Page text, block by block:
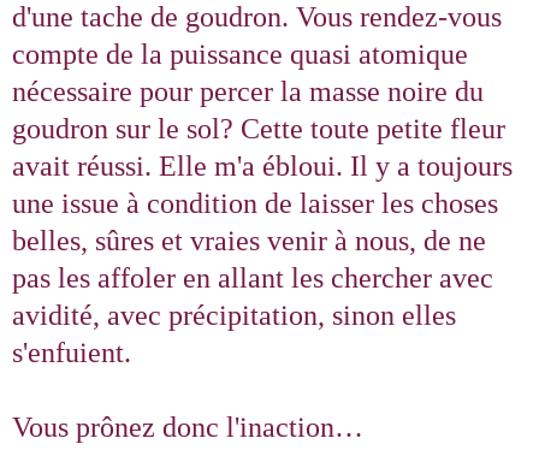
d'une tache de goudron. Vous rendez-vous
compte de la puissance quasi atomique
nécessaire pour percer la masse noire du
goudron sur le sol? Cette toute petite fleur
avait réussi. Elle m'a ébloui. Il y a toujours
une issue à condition de laisser les choses
belles, sûres et vraies venir à nous, de ne
pas les affoler en allant les chercher avec
avidité, avec précipitation, sinon elles
s'enfuient.
Vous prônez donc l'inaction…